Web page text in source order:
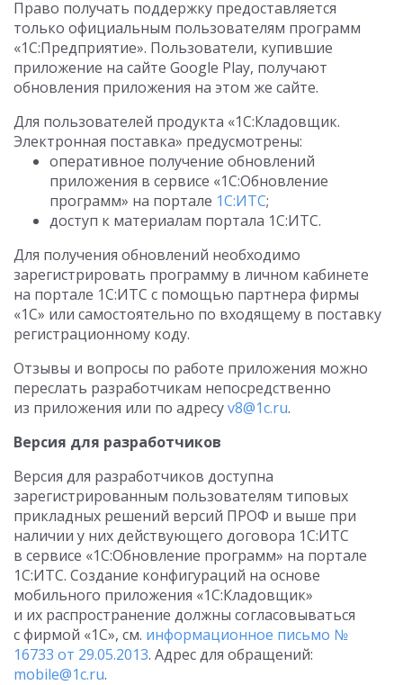
Право получать поддержку предоставляется
только официальным пользователям программ
«1С:Предприятие». Пользователи, купившие
приложение на сайте Google Play, получают
обновления приложения на этом же сайте.
Для пользователей продукта «1С:Кладовщик.
Электронная поставка» предусмотрены:
оперативное получение обновлений
приложения в сервисе «1С:Обновление
программ» на портале 1С:ИТС;
доступ к материалам портала 1С:ИТС.
Для получения обновлений необходимо
зарегистрировать программу в личном кабинете
на портале 1С:ИТС с помощью партнера фирмы
«1С» или самостоятельно по входящему в поставку
регистрационному коду.
Отзывы и вопросы по работе приложения можно
переслать разработчикам непосредственно
из приложения или по адресуv8@1c.ru.
Версия для разработчиков
Версия для разработчиков доступна
зарегистрированным пользователям типовых
прикладных решений версий ПРОФ и выше при
наличии у них действующего договора 1С:ИТС
в сервисе «1С:Обновление программ» на портале
1С:ИТС. Создание конфигураций на основе
мобильного приложения «1С:Кладовщик»
и их распространение должны согласовываться
с фирмой «1С», см. информационное письмо №
16733 от 29.05.2013. Адрес для обращений:
mobile@1c.ru.